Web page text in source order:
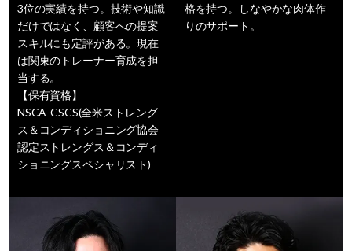
3位の実績を持つ。技術や知識
だけではなく、顧客への提案
スキルにも定評がある。現在
は関東のトレーナー育成を担
当する。
【保有資格】
NSCA-CSCS(全米ストレング
ス＆コンディショニング協会
認定ストレングス＆コンディ
ショニングスペシャリスト)
格を持つ。しなやかな肉体作
りのサポート。